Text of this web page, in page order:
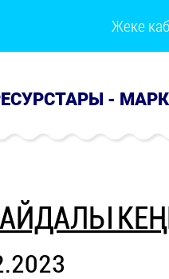
Жеке
-